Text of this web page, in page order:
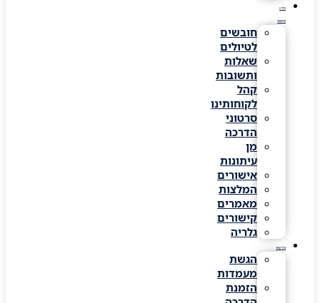
חובשים
לטיולים
שאלות
ותשובות
קהל
לקוחותינו
סרטוני
הדרכה
מן
עיתונות
אישורים
המלצות
מאמרים
קישורים
גלריה
הגשת
מעמדות
הזמנת